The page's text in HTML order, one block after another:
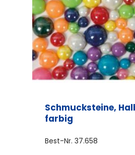
Schmucksteine,
farbig
Best-Nr. 37.658